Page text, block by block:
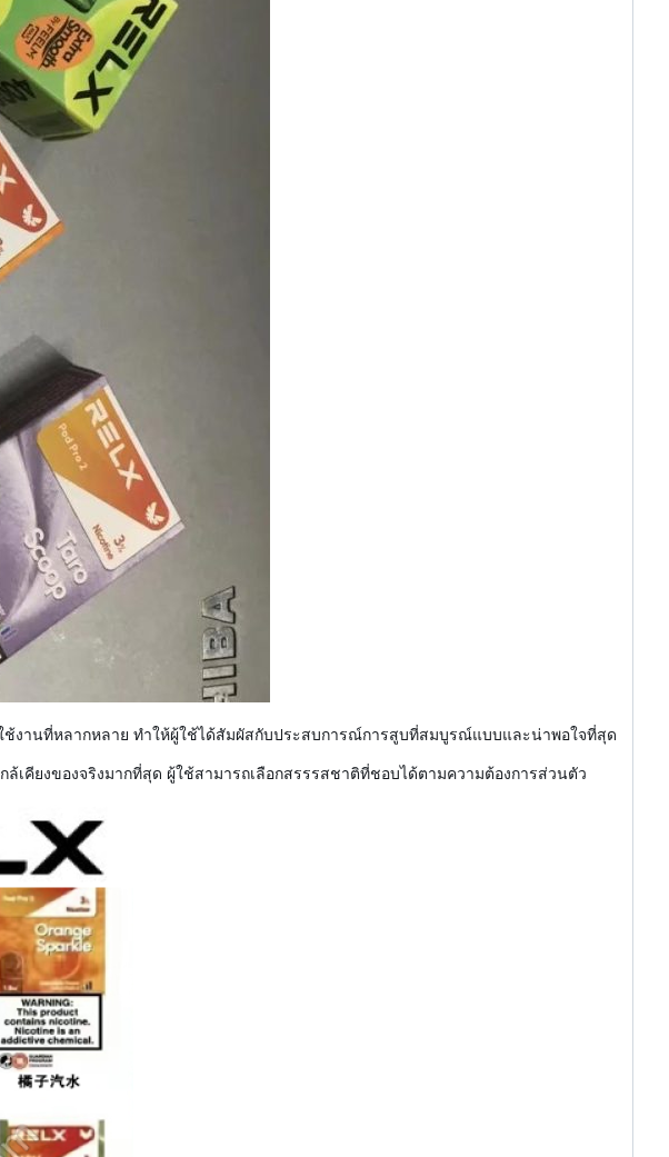
านที่หลากหลาย ทำให้ผู้ใช้ได้สัมผัสกับประสบการณ์การสูบที่สมบูรณ์แบบและน่าพอใจที่สุด
คียงของจริงมากที่สุด ผู้ใช้สามารถเลือกสรรรสชาติที่ชอบได้ตามความต้องการส่วนตัว